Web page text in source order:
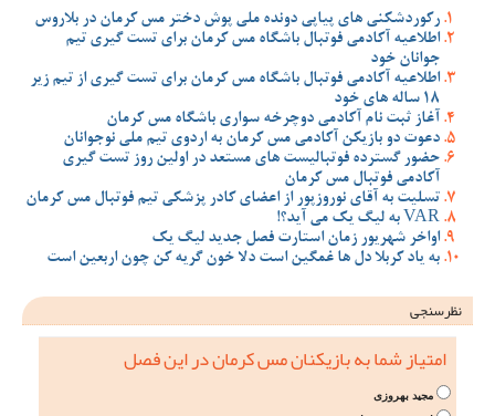
رکوردشکنی های پیاپی دونده ملی پوش دختر مس کرمان در بلاروس
اطلاعیه آکادمی فوتبال باشگاه مس کرمان برای تست گیری تیم
جوانان خود
اطلاعیه آکادمی فوتبال باشگاه مس کرمان برای تست گیری از تیم زیر
18 ساله های خود
آغاز ثبت نام آکادمی دوچرخه سواری باشگاه مس کرمان
دعوت دو بازیکن آکادمی مس کرمان به اردوی تیم ملی نوجوانان
حضور گسترده فوتبالیست های مستعد در اولین روز تست گیری
آکادمی فوتبال مس کرمان
تسلیت به آقای نوروزپور از اعضای کادر پزشکی تیم فوتبال مس کرمان
VAR به لیگ یک می آید؟!
اواخر شهریور زمان استارت فصل جدید لیگ یک
به یاد کربلا دل ها غمگین است دلا خون گریه کن چون اربعین است
نظرسنجی
امتیاز شما به بازیکنان مس کرمان در این فصل
مجید بهروزی